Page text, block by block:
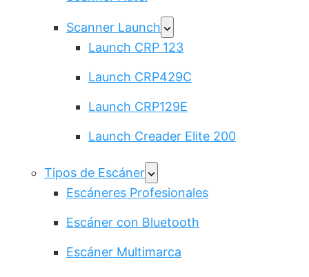
Scanner Launch
Launch CRP 123
Launch CRP429C
Launch CRP129E
Launch Creader Elite 200
Tipos de Escáner
Escáneres Profesionales
Escáner con Bluetooth
Escáner Multimarca